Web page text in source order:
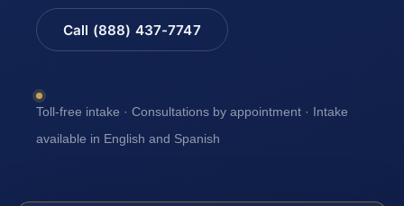
Call (888) 437-7747
Toll-free intake · Consultations by appointment · Intake
available in English and Spanish